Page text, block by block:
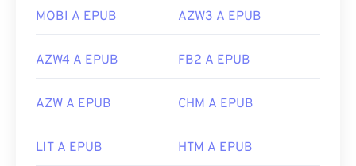
MOBI A EPUB AZW3 A EPUB
AZW4 A EPUB FB2 A EPUB
AZW A EPUB CHM A EPUB
LIT A EPUB HTM A EPUB